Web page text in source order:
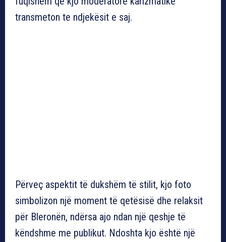
transmeton te ndjekësit e saj.
Përveç aspektit të dukshëm të stilit, kjo foto
simbolizon një moment të qetësisë dhe relaksit
për Bleronën, ndërsa ajo ndan një qeshje të
këndshme me publikut. Ndoshta kjo është një